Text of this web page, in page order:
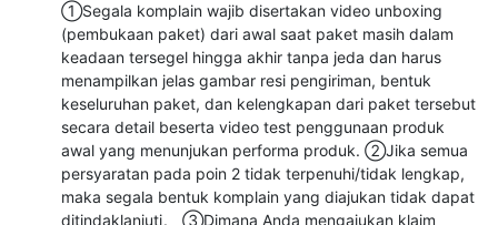
①Segala komplain wajib disertakan video unboxing
(pembukaan paket) dari awal saat paket masih dalam
keadaan tersegel hingga akhir tanpa jeda dan harus
menampilkan jelas gambar resi pengiriman, bentuk
keseluruhan paket, dan kelengkapan dari paket tersebut
secara detail beserta video test penggunaan produk
awal yang menunjukan performa produk. ②Jika semua
persyaratan pada poin 2 tidak terpenuhi/tidak lengkap,
maka segala bentuk komplain yang diajukan tidak dapat
ditindaklanjuti。 ③Dimana Anda mengajukan klaim